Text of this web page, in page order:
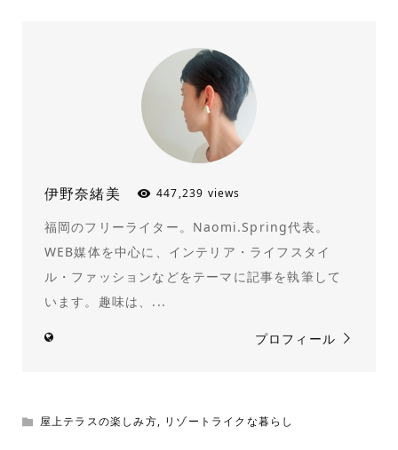
伊野奈緒美 447,239 views
福岡のフリーライター。Naomi.Spring代表。
WEB媒体を中心に、インテリア・ライフスタイ
ル・ファッションなどをテーマに記事を執筆して
います。趣味は、...
プロフィール
屋上テラスの楽しみ方, リゾートライクな暮らし